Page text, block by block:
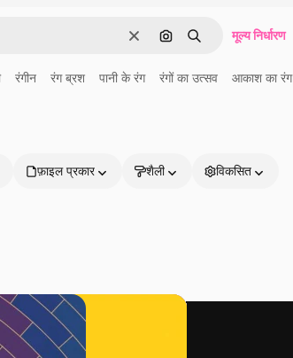
साफ़ इमेज से खोजें
खोजें मूल्य निर्धारण
रंगीन रंग ब्रश पानी के रंग रंगों का उत्सव आकाश का रंग
फ़ाइल प्रकार शैली विकसित